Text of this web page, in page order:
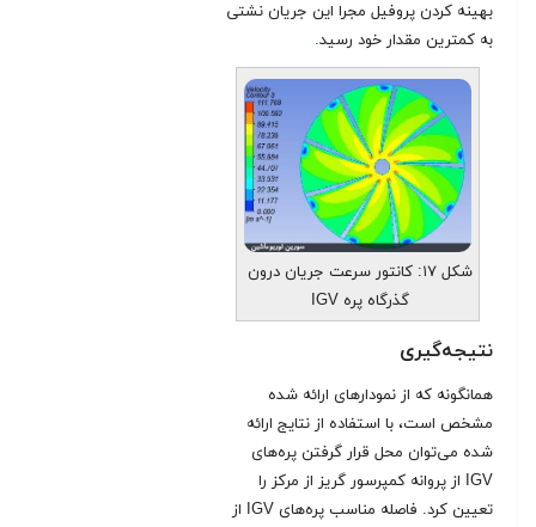
بهینه کردن پروفیل مجرا این جریان نشتی
به کمترین مقدار خود رسید.
شکل ۱۷: کانتور سرعت جریان درون
گذرگاه پره IGV
نتیجه‌گیری
همانگونه که از نمودارهای ارائه شده
مشخص است، با استفاده از نتایج ارائه
شده می‌توان محل قرار گرفتن پره‌های
IGV از پروانه کمپرسور گریز از مرکز را
تعیین کرد. فاصله مناسب پره‌های IGV از